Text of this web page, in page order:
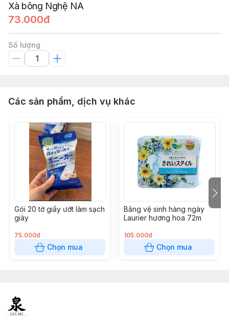
Xà bông Nghệ NA
73.000đ
Số lượng
Các sản phẩm, dịch vụ khác
Gói 20 tờ giấy ướt làm sạch
giày
75.000đ
Chọn mua
Băng vệ sinh hàng ngày
Laurier hương hoa 72m
105.000đ
Chọn mua